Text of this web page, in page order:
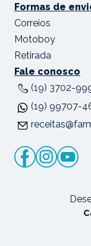
Formas de
Correios
Motoboy
Retirada
Fale conosco
(19) 3702-
(19) 99707-